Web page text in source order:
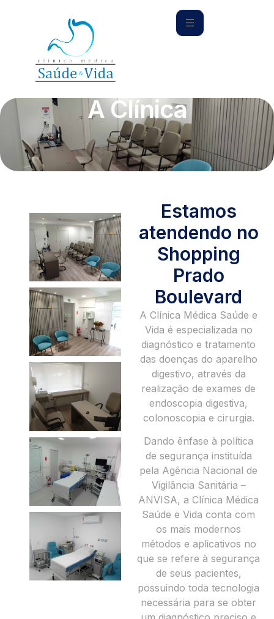
A Clínica
Estamos
atendendo no
Shopping
Prado
Boulevard
A Clínica Médica Saúde e
Vida é especializada no
diagnóstico e tratamento
das doenças do aparelho
digestivo, através da
realização de exames de
endoscopia digestiva,
colonoscopia e cirurgia.
Dando ênfase à política
de segurança instituída
pela Agência Nacional de
Vigilância Sanitária –
ANVISA, a Clínica Médica
Saúde e Vida conta com
os mais modernos
métodos e aplicativos no
que se refere à segurança
de seus pacientes,
possuindo toda tecnologia
necessária para se obter